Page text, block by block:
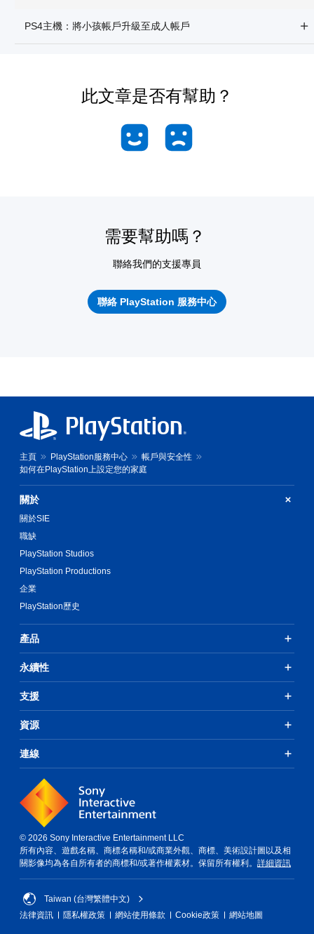
PS4主機：將小孩帳戶升級至成人帳戶
此文章是否有幫助？
需要幫助嗎？
聯絡我們的支援專員
聯絡 PlayStation 服務中心
主頁 PlayStation服務中心
帳戶與安全性
如何在PlayStation上設定您的家庭
關於
關於SIE
職缺
PlayStation Studios
PlayStation Productions
企業
PlayStation歷史
產品
永續性
支援
資源
連線
© 2026 Sony Interactive Entertainment LLC
所有內容、遊戲名稱、商標名稱和/或商業外觀、商標、美術設計圖以及相
關影像均為各自所有者的商標和/或著作權素材。保留所有權利。 詳細資訊
Taiwan (台灣繁體中文)
法律資訊
隱私權政策 網站使用條款 Cookie政策 網站地圖